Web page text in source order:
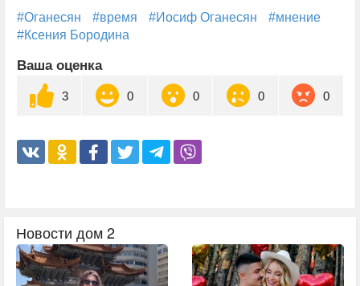
#Оганесян
#время #Иосиф Оганесян
#мнение
#Ксения Бородина
Ваша оценка
3 0 0 0 0
Новости дом 2